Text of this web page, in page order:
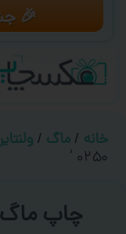
🎉
خانه / ماگ /
۰۲۵۰ ‘
چاپ ماگ